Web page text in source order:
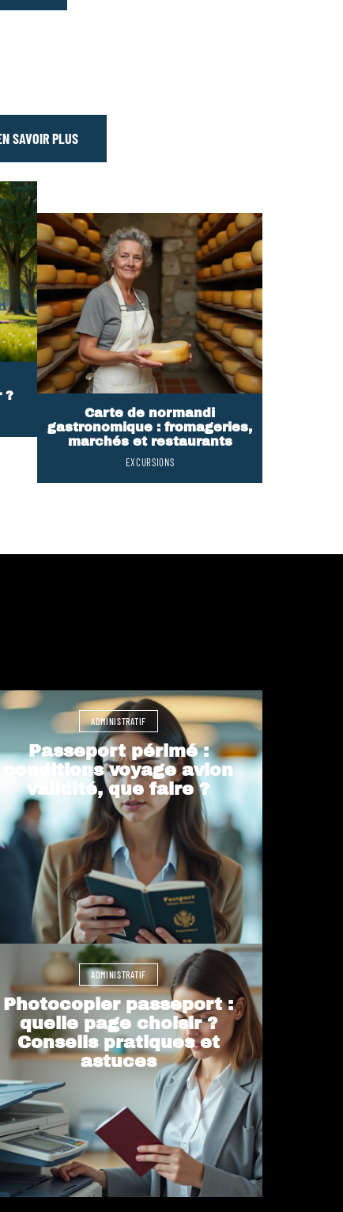
SAVOIR PLUS
?
Carte de normandi
gastronomique : fromageries,
marchés et restaurants
EXCURSIONS
ADMINISTRATIF
Passeport périmé :
conditions voyage avion
validité, que faire ?
ADMINISTRATIF
Photocopier passeport :
quelle page choisir ?
Conseils pratiques et
astuces